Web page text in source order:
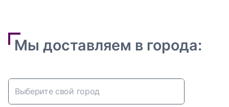
Мы доставляем в города: